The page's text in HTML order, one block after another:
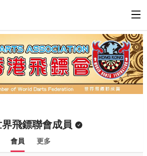
飛鏢聯會成員
會員 更多